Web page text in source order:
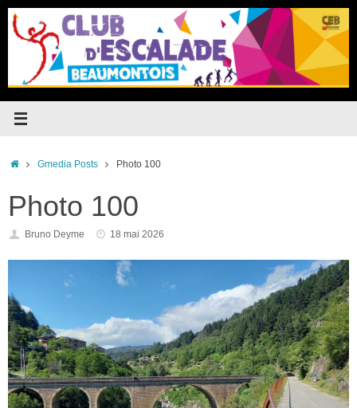
Passer
contenu
Accueil
Gmedia Posts Photo 100
Photo 100
Bruno Deyme 18 mai 2026